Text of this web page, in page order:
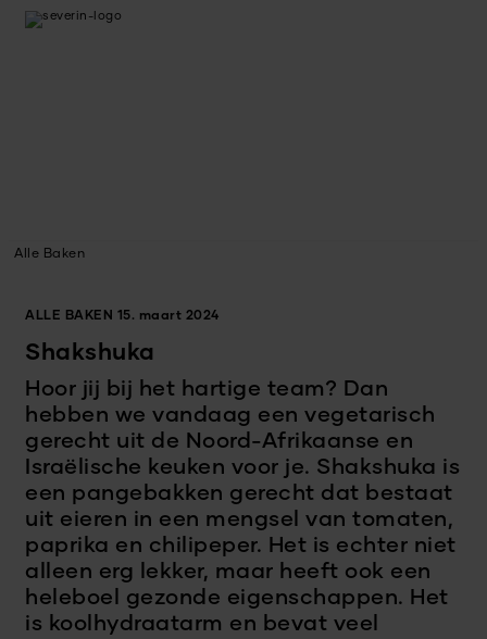
Alle Baken
ALLE BAKEN 15. maart 2024
Shakshuka
Hoor jij bij het hartige team? Dan
hebben we vandaag een vegetarisch
gerecht uit de Noord-Afrikaanse en
Israëlische keuken voor je. Shakshuka is
een pangebakken gerecht dat bestaat
uit eieren in een mengsel van tomaten,
paprika en chilipeper. Het is echter niet
alleen erg lekker, maar heeft ook een
heleboel gezonde eigenschappen. Het
is koolhydraatarm en bevat veel